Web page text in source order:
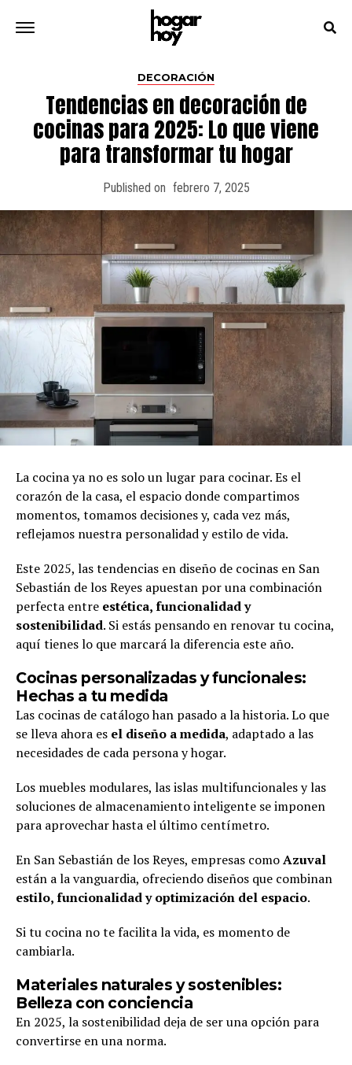
DECORACIÓN
Tendencias en decoración de
cocinas para 2025: Lo que viene
para transformar tu hogar
Published on febrero 7, 2025
La cocina ya no es solo un lugar para cocinar. Es el
corazón de la casa, el espacio donde compartimos
momentos, tomamos decisiones y, cada vez más,
reflejamos nuestra personalidad y estilo de vida.
Este 2025, las tendencias en diseño de cocinas en San
Sebastián de los Reyes apuestan por una combinación
perfecta entre estética, funcionalidad y
sostenibilidad. Si estás pensando en renovar tu cocina,
aquí tienes lo que marcará la diferencia este año.
Cocinas personalizadas y funcionales:
Hechas a tu medida
Las cocinas de catálogo han pasado a la historia. Lo que
se lleva ahora es el diseño a medida, adaptado a las
necesidades de cada persona y hogar.
Los muebles modulares, las islas multifuncionales y las
soluciones de almacenamiento inteligente se imponen
para aprovechar hasta el último centímetro.
En San Sebastián de los Reyes, empresas comoAzuval
están a la vanguardia, ofreciendo diseños que combinan
estilo, funcionalidad y optimización del espacio.
Si tu cocina no te facilita la vida, es momento de
cambiarla.
Materiales naturales y sostenibles:
Belleza con conciencia
En 2025, la sostenibilidad deja de ser una opción para
convertirse en una norma.